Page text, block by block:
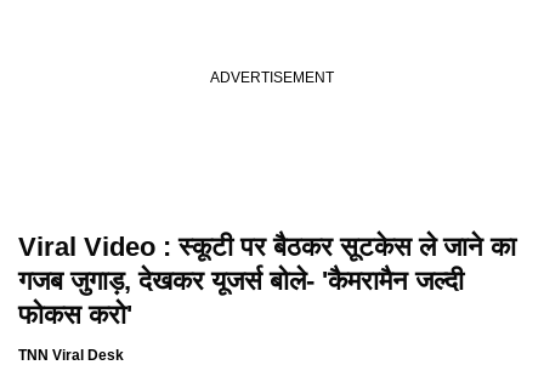
Playing in picture-in-picture
Viral Video : स्‍कूटी पर बैठकर सूटकेस ले जाने का
गजब जुगाड़, देखकर यूजर्स बोले- 'कैमरामैन जल्‍दी
फोकस करो'
TNN Viral Desk